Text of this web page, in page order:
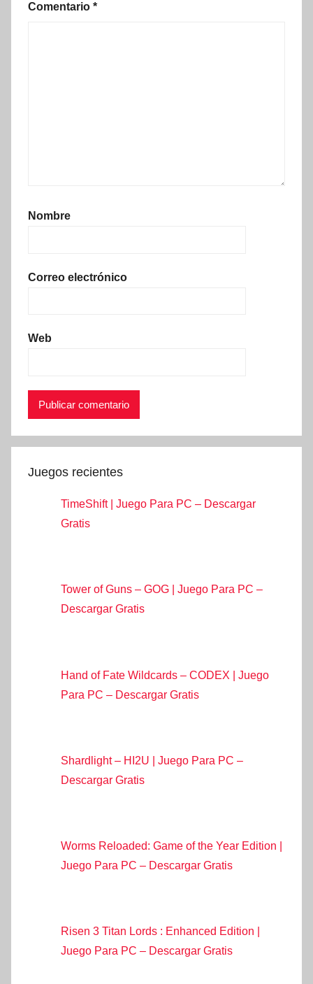
Comentario *
Nombre
Correo electrónico
Web
Juegos recientes
TimeShift | Juego Para PC – Descargar
Gratis
Tower of Guns – GOG | Juego Para PC –
Descargar Gratis
Hand of Fate Wildcards – CODEX | Juego
Para PC – Descargar Gratis
Shardlight – HI2U | Juego Para PC –
Descargar Gratis
Worms Reloaded: Game of the Year Edition |
Juego Para PC – Descargar Gratis
Risen 3 Titan Lords : Enhanced Edition |
Juego Para PC – Descargar Gratis